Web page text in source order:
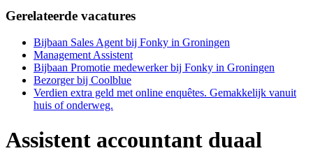
Gerelateerde vacatures
Bijbaan Sales Agent bij Fonky in Groningen
Management Assistent
Bijbaan Promotie medewerker bij Fonky in Groningen
Bezorger bij Coolblue
Verdien extra geld met online enquêtes. Gemakkelijk vanuit
huis of onderweg.
Assistent accountant duaal